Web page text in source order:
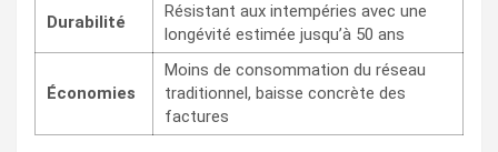
Durabilité
Résistant aux intempéries avec une
longévité estimée jusqu’à 50 ans
Économies
Moins de consommation du réseau
traditionnel, baisse concrète des
factures